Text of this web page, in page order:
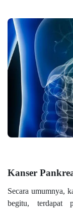
Kanser
Secara umumnya,
begitu, terdapat